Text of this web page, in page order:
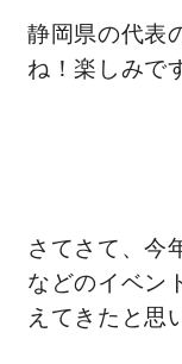
頑丈で長持
快適な室内
生涯続く安
静岡県の代表
ね！楽しみで
さてさて、今
などのイベン
えてきたと思